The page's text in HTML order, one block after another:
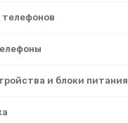
и блоки питания